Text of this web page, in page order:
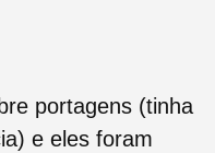
portagens (tinha
e eles foram